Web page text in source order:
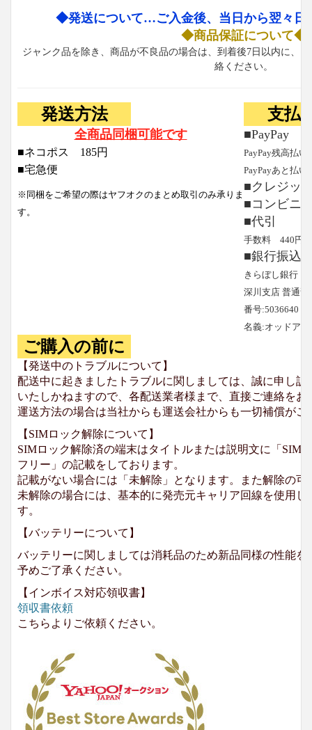
◆発送について…ご入金後、当日から翌々日
◆商品保証について◆
ジャンク品を除き、商品が不良品の場合は、到着後7日以内に、
絡ください。
発送方法
全商品同梱可能です
■ネコポス 185円
■宅急便
※同梱をご希望の際はヤフオクのまとめ取引のみ承りま
す。
支払
■PayPay
PayPay残高払い
PayPayあと払い
■クレジッ
■コンビニ
■代引
手数料 440円と
■銀行振込
きらぼし銀行
深川支店 普通預
番号:5036640
名義:オッドア
ご購入の前に
【発送中のトラブルについて】
配送中に起きましたトラブルに関しましては、誠に申し
いたしかねますので、各配送業者様まで、直接ご連絡を
運送方法の場合は当社からも運送会社からも一切補償がご
【SIMロック解除について】
SIMロック解除済の端末はタイトルまたは説明文に「SIM
フリー」の記載をしております。
記載がない場合には「未解除」となります。また解除の可
未解除の場合には、基本的に発売元キャリア回線を使用
す。
【バッテリーについて】
バッテリーに関しましては消耗品のため新品同様の性能
予めご了承ください。
【インボイス対応領収書】
領収書依頼
こちらよりご依頼ください。